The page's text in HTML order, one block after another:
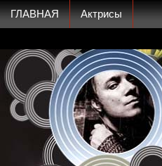
ГЛАВНАЯ Актрисы